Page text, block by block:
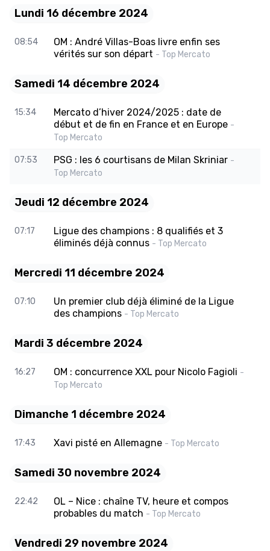
Lundi 16 décembre 2024
08:54
OM : André Villas-Boas livre enfin ses
vérités sur son départ - Top Mercato
Samedi 14 décembre 2024
15:34
Mercato d’hiver 2024/2025 : date de
début et de fin en France et en Europe -
Top Mercato
07:53 PSG : les 6 courtisans de Milan Skriniar -
Top Mercato
Jeudi 12 décembre 2024
07:17
Ligue des champions : 8 qualifiés et 3
éliminés déjà connus - Top Mercato
Mercredi 11 décembre 2024
07:10
Un premier club déjà éliminé de la Ligue
des champions - Top Mercato
Mardi 3 décembre 2024
16:27 OM : concurrence XXL pour Nicolo Fagioli -
Top Mercato
Dimanche 1 décembre 2024
17:43 Xavi pisté en Allemagne - Top Mercato
Samedi 30 novembre 2024
22:42
OL – Nice : chaîne TV, heure et compos
probables du match - Top Mercato
Vendredi 29 novembre 2024